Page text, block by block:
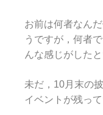
お前は何者なん
うですが，何者
んな感じがしたと
未だ，10月末の
イベントが残って